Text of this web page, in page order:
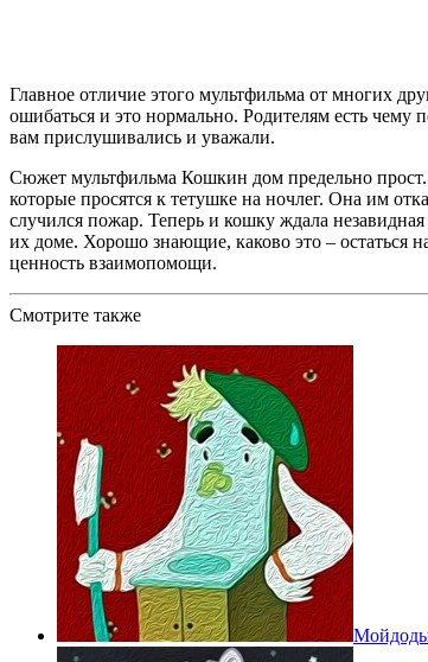
Главное отличие этого мультфильма от многих
ошибаться и это нормально. Родителям есть
вам прислушивались и уважали.
Сюжет мультфильма Кошкин дом предельно
которые просятся к тетушке на ночлег. Она им
случился пожар. Теперь и кошку ждала
их доме. Хорошо знающие, каково это – остаться
ценность взаимопомощи.
Смотрите также